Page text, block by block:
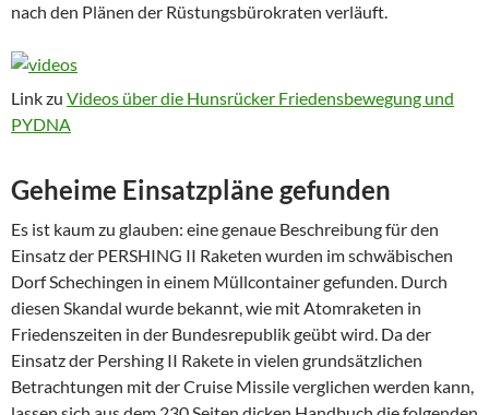
nach den Plänen der Rüstungsbürokraten verläuft.
Link zu Videos über die Hunsrücker Friedensbewegung und
PYDNA
Geheime Einsatzpläne gefunden
Es ist kaum zu glauben: eine genaue Beschreibung für den
Einsatz der PERSHING II Raketen wurden im schwäbischen
Dorf Schechingen in einem Müllcontainer gefunden. Durch
diesen Skandal wurde bekannt, wie mit Atomraketen in
Friedenszeiten in der Bundesrepublik geübt wird. Da der
Einsatz der Pershing II Rakete in vielen grundsätzlichen
Betrachtungen mit der Cruise Missile verglichen werden kann,